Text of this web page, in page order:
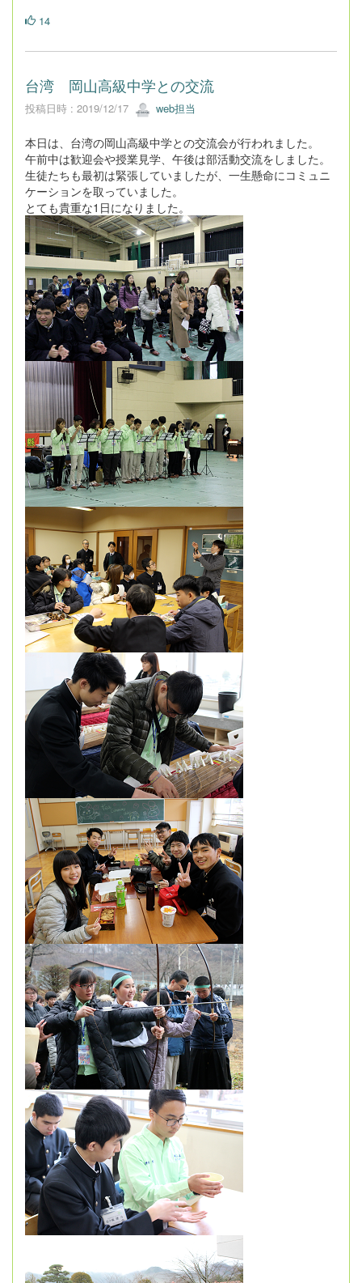
14
台湾 岡山高級中学との交流
投稿日時 : 2019/12/17 web担当
本日は、台湾の岡山高級中学との交流会が行われました。
午前中は歓迎会や授業見学、午後は部活動交流をしました。
生徒たちも最初は緊張していましたが、一生懸命にコミュニ
ケーションを取っていました。
とても貴重な1日になりました。